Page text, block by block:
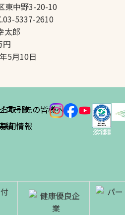
東中野3-20-10
5337-2610
太郎
5月10日
ス一覧
績
お取引先の皆様へ
採用情報